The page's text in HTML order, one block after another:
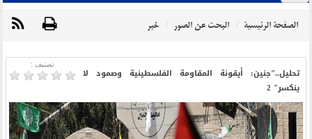
الصفحة الرئيسية البحث عن الصور خبر
تصنیف :
تحليل.."جنين: أيقونة المقاومة الفلسطينية وصمود لا
ينكسر" 2